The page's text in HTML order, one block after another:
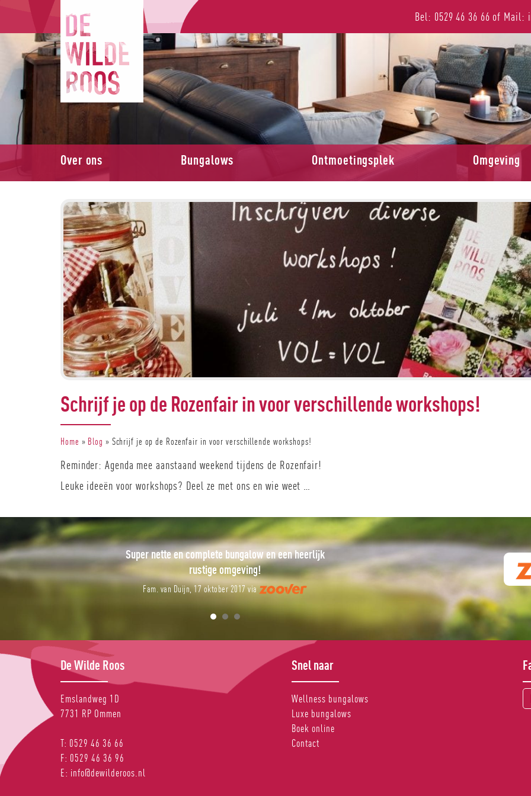
Bel: 0529 46 36 66 of Mail:
Over ons Bungalows Ontmoetingsplek Omgeving
Schrijf je op de Rozenfair in voor verschillende workshops!
Home » Blog » Schrijf je op de Rozenfair in voor verschillende workshops!
Reminder: Agenda mee aanstaand weekend tijdens de Rozenfair!
Leuke ideeën voor workshops? Deel ze met ons en wie weet …
Een afscheidsbericht
Dagboek van Harriët: Leef je
Unieke kans:
complete bungalow en een heerlijk
rustige omgeving!
Een prachtige week op heerlijk rustig park!
J. G. Kuipers, 11 oktober 2017 via
Geweldige ontvangst, mooie
Fam. Hilboesen, 26 september 2017 via
De Wilde Roos
Emslandweg 1D
7731 RP Ommen
T: 0529 46 36 66
F: 0529 46 36 96
E: info@dewilderoos.nl
Snel naar
Wellness bungalows
Luxe bungalows
Boek online
Contact